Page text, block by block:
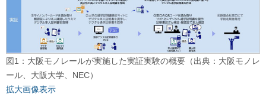
図1：大阪モノレールが実施した実証実験の概要（出典：大阪モノレ
ール、大阪大学、NEC）
拡大画像表示